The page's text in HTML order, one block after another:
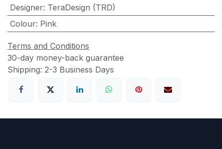
Designer: TeraDesign (TRD)
Colour: Pink
Terms and Conditions
30-day money-back guarantee
Shipping: 2-3 Business Days